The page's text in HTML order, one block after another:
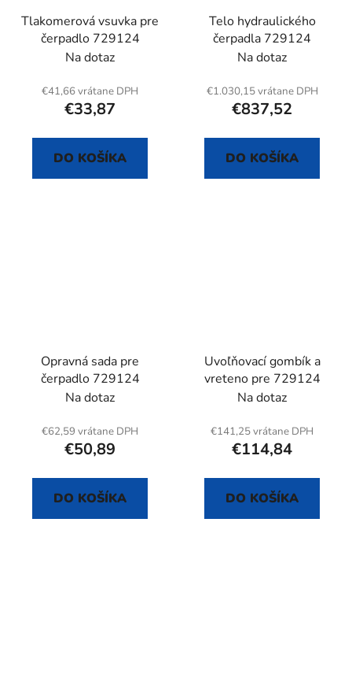
Tlakomerová vsuvka pre
čerpadlo 729124
Na dotaz
€41,66 vrátane DPH
€33,87
DO KOŠÍKA
Telo hydraulického
čerpadla 729124
Na dotaz
€1.030,15 vrátane DPH
€837,52
DO KOŠÍKA
Opravná sada pre
čerpadlo 729124
Na dotaz
€62,59 vrátane DPH
€50,89
DO KOŠÍKA
Uvoľňovací gombík a
vreteno pre 729124
Na dotaz
€141,25 vrátane DPH
€114,84
DO KOŠÍKA